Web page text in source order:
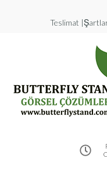
Teslimat